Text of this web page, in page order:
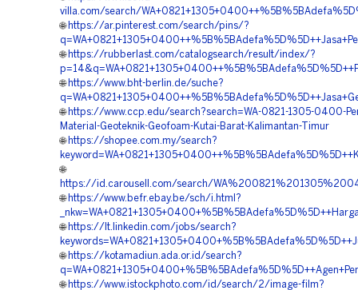
villa.com/search/
🌐 https://ar.pinterest.com/search/pins/?
🌐 https://rubberlast.com/catalogsearch/result/index/?
🌐 https://www.bht-berlin.de/suche?
🌐 https://www.ccp.edu/search?search=WA-0821-1305-0400-
Material-Geoteknik-Geofoam-Kutai-Barat-Kalimantan-Timur
🌐 https://shopee.com.my/search?
🌐
https://id.carousell.com/search/
🌐 https://www.befr.ebay.be/sch/i.html?
🌐 https://lt.linkedin.com/jobs/search?
🌐 https://kotamadiun.ada.or.id/search?
🌐 https://www.istockphoto.com/id/search/2/image-film?